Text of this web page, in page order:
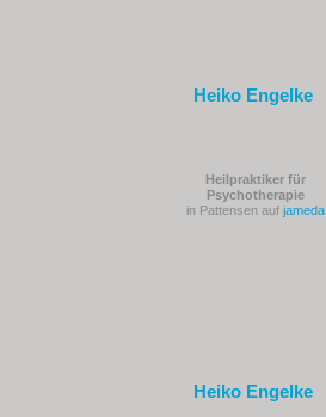
Heiko Engelke
Heilpraktiker für
Psychotherapie
in Pattensen auf jameda
Heiko Engelke